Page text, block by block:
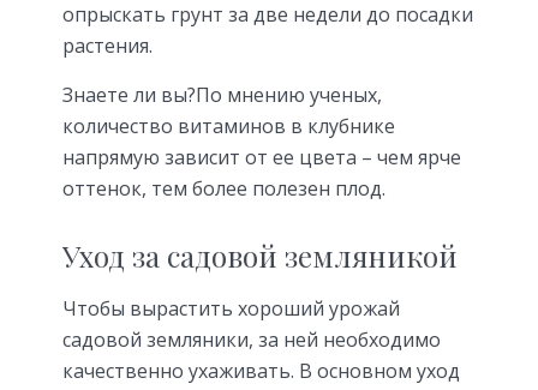
опрыскать грунт за две недели до посадки
растения.
Знаете ли вы?По мнению ученых,
количество витаминов в клубнике
напрямую зависит от ее цвета – чем ярче
оттенок, тем более полезен плод.
Уход за садовой земляникой
Чтобы вырастить хороший урожай
садовой земляники, за ней необходимо
качественно ухаживать. В основном уход